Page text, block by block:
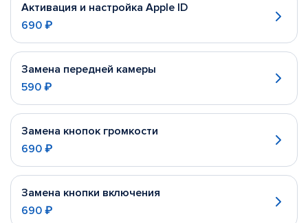
Активация и настройка Apple ID
690 ₽
Замена передней камеры
590 ₽
Замена кнопок громкости
690 ₽
Замена кнопки включения
690 ₽